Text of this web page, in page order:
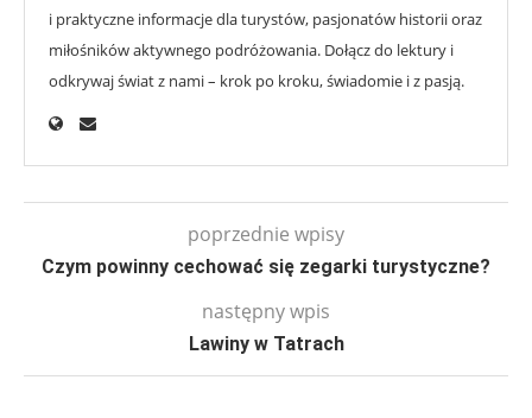
i praktyczne informacje dla turystów, pasjonatów historii oraz
miłośników aktywnego podróżowania. Dołącz do lektury i
odkrywaj świat z nami – krok po kroku, świadomie i z pasją.
poprzednie wpisy
Czym powinny cechować się zegarki turystyczne?
następny wpis
Lawiny w Tatrach